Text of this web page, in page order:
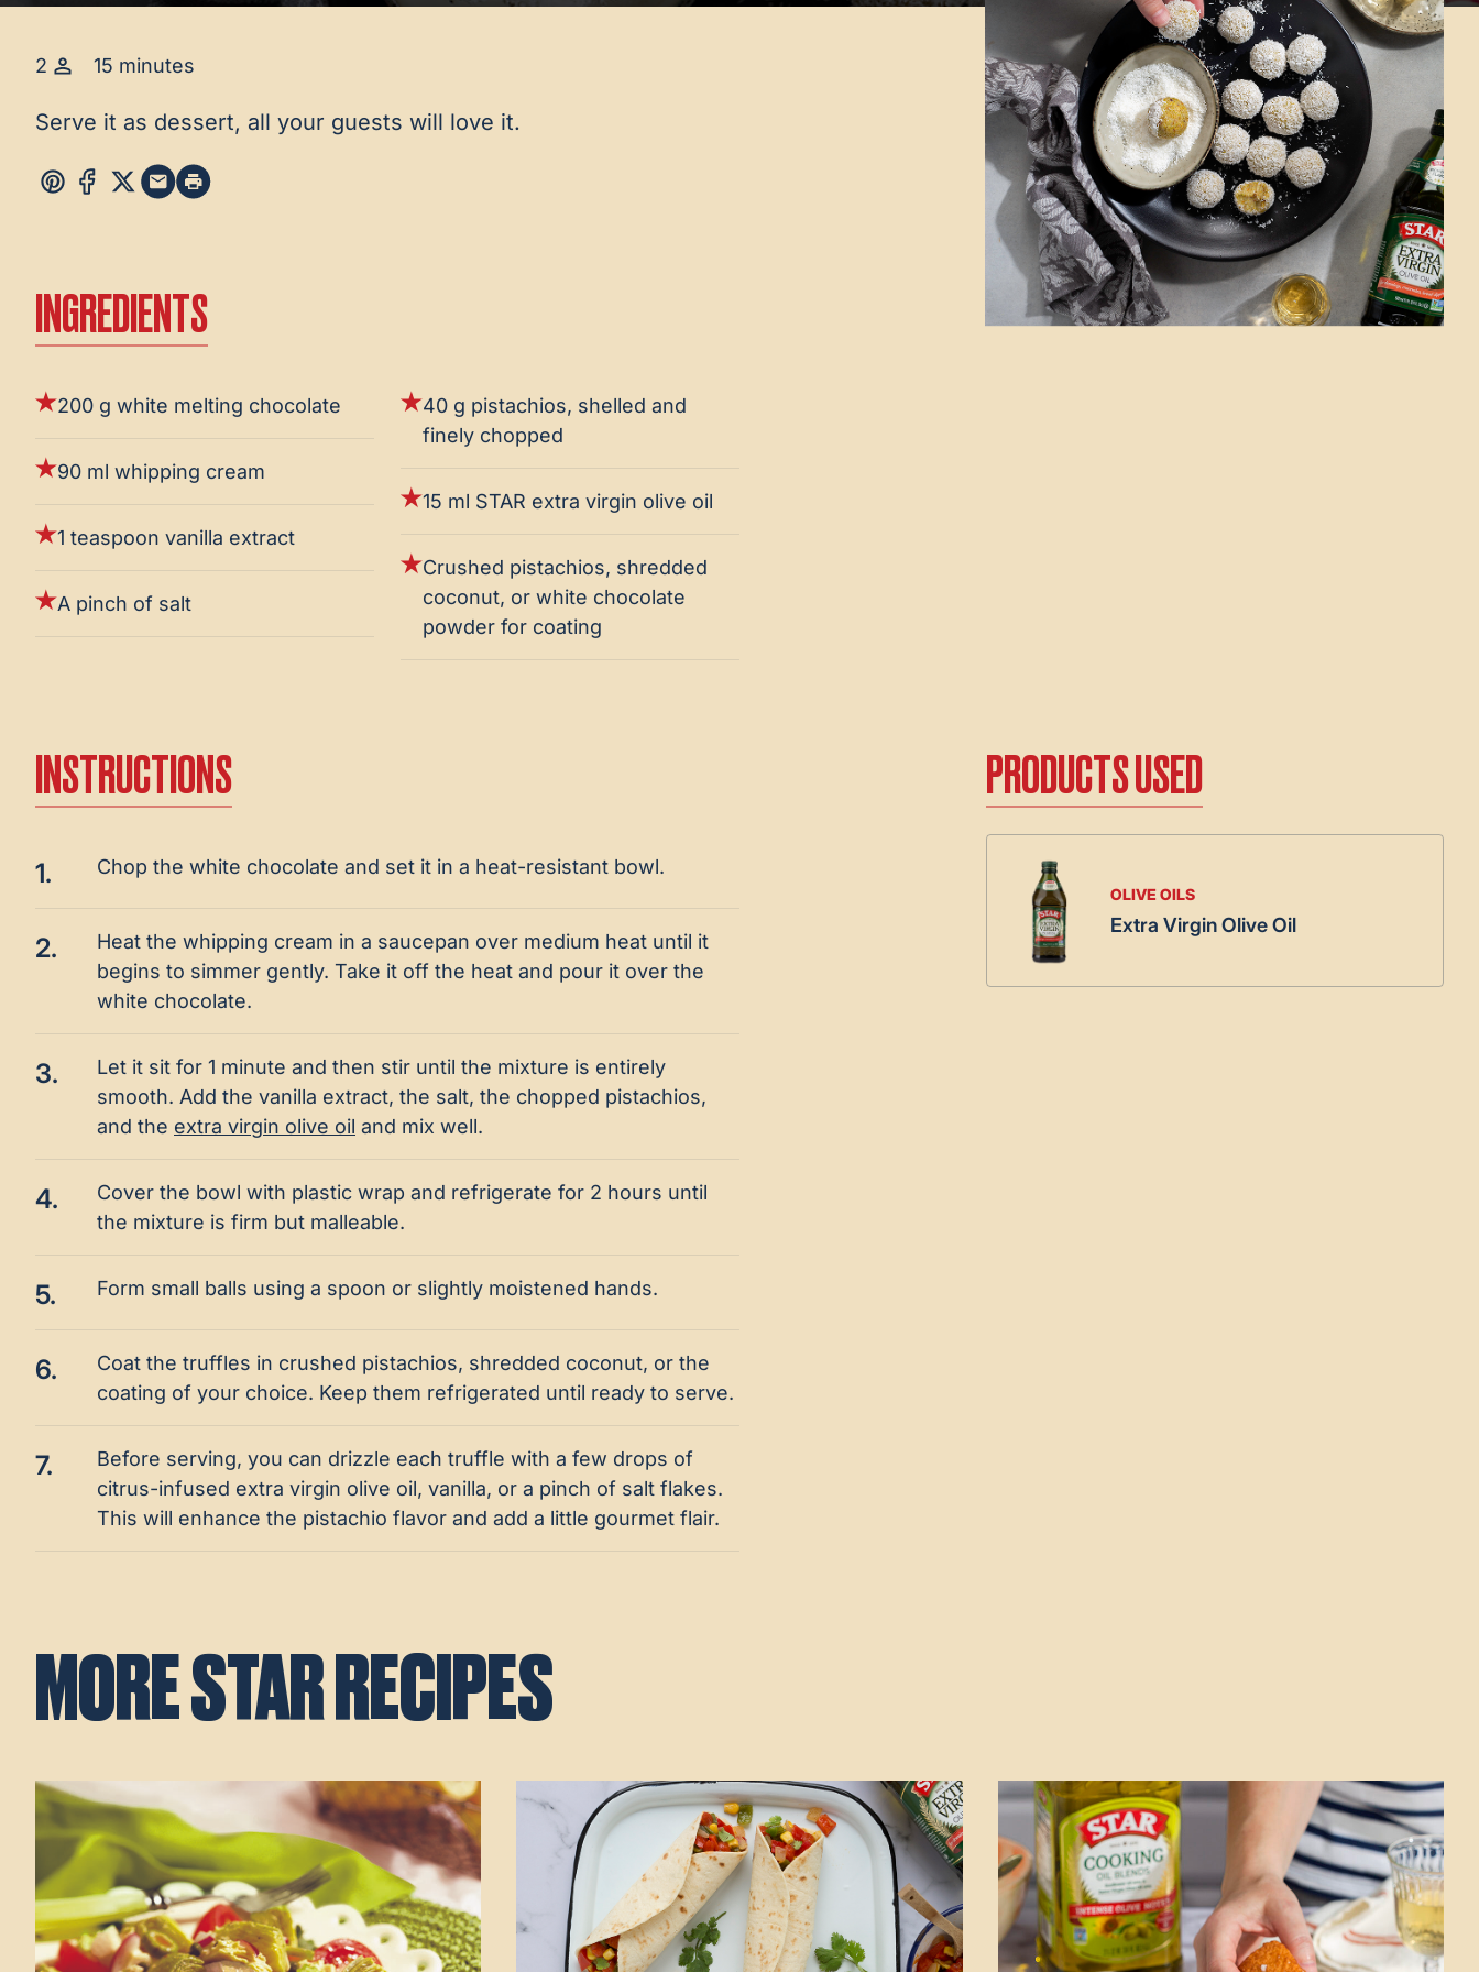
2 15 minutes
Serve it as dessert, all your guests will love it.
INGREDIENTS
200 g white melting chocolate
90 ml whipping cream
1 teaspoon vanilla extract
A pinch of salt
40 g pistachios, shelled and
finely chopped
15 ml STAR extra virgin olive oil
Crushed pistachios, shredded
coconut, or white chocolate
powder for coating
INSTRUCTIONS
1. Chop the white chocolate and set it in a heat-resistant bowl.
2.
Heat the whipping cream in a saucepan over medium heat until it
begins to simmer gently. Take it off the heat and pour it over the
white chocolate.
3.
Let it sit for 1 minute and then stir until the mixture is entirely
smooth. Add the vanilla extract, the salt, the chopped pistachios,
and the extra virgin olive oil and mix well.
4.
Cover the bowl with plastic wrap and refrigerate for 2 hours until
the mixture is firm but malleable.
5. Form small balls using a spoon or slightly moistened hands.
6.
Coat the truffles in crushed pistachios, shredded coconut, or the
coating of your choice. Keep them refrigerated until ready to serve.
7.
Before serving, you can drizzle each truffle with a few drops of
citrus-infused extra virgin olive oil, vanilla, or a pinch of salt flakes.
This will enhance the pistachio flavor and add a little gourmet flair.
PRODUCTS USED
OLIVE OILS
Extra Virgin Olive Oil
MORE STAR RECIPES